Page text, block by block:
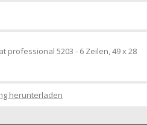
professional 5203 - 6 Zeilen, 49 x 28
herunterladen